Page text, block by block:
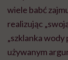
wiele babć
realizując
„szklanka
używanym